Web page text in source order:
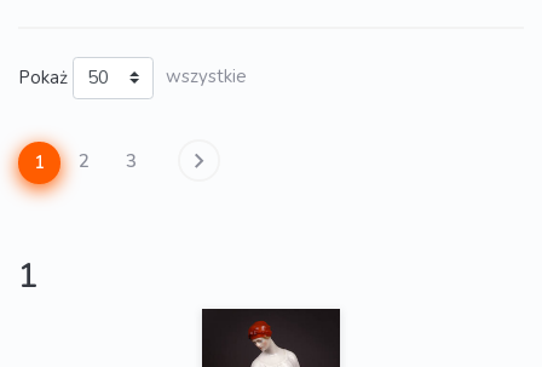
Pokaż wszystkie
1 2 3
1